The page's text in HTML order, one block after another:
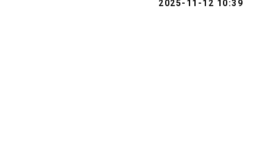
2025-11-12 10:39